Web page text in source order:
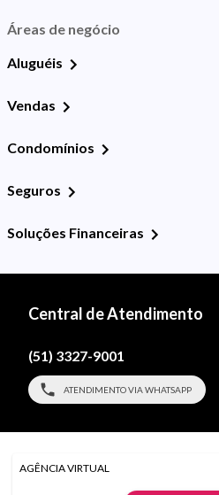
Áreas de negócio
Aluguéis
Vendas
Condomínios
Seguros
Soluções Financeiras
Central de Atendimento
(51) 3327-9001
ATENDIMENTO VIA WHATSAPP
AGÊNCIA VIRTUAL